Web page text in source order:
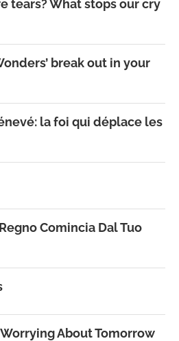
tears? What stops our cry
break out in your
la foi qui déplace les
Comincia Dal Tuo
About Tomorrow